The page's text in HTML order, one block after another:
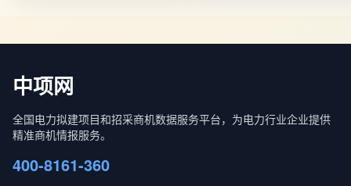
中项网
全国电力拟建项目和招采商机数据服务平台，为电力行业企业提供
精准商机情报服务。
400-8161-360